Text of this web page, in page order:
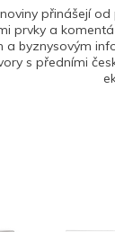
přinášejí
prvky a
a byznysovým
s předními